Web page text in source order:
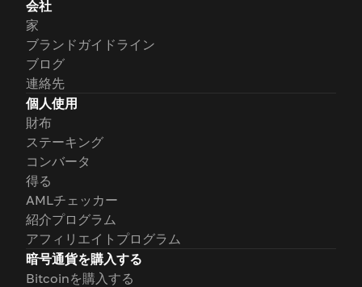
会社
家
ブランドガイドライン
ブログ
連絡先
個人使用
財布
ステーキング
コンバータ
得る
AMLチェッカー
紹介プログラム
アフィリエイトプログラム
暗号通貨を購入する
Bitcoinを購入する